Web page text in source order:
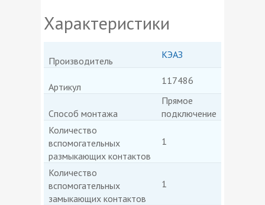
Характеристики
Производитель
КЭАЗ
Артикул
117486
Способ монтажа
Прямое
подключение
Количество
вспомогательных
размыкающих контактов
1
Количество
вспомогательных
замыкающих контактов
1